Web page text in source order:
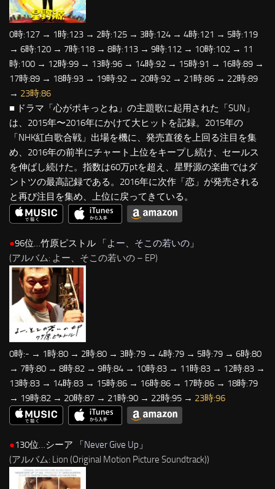
0時:127 → 1時:123 → 2時:125 → 3時:124 → 4時:121 → 5時:119
→ 6時:120 → 7時:118 → 8時:113 → 9時:112 → 10時:102 → 11
時:100 → 12時:99 → 13時:96 → 14時:92 → 15時:91 → 16時:89 →
17時:89 → 18時:93 → 19時:92 → 20時:92 → 21時:86 → 22時:89
→ 23時:86
■ ドラマ「心がポキっとね」の主題歌に起用された「SUN」
は、2015年〜2016年にかけて大ヒットを記録。2015年の
「NHK紅白歌合戦」出場を機に、発売直後を上回る注目を集
め、2016年の前半にチャート上位をキープし続け、セールス
を伸ばし続けた。指数は60万ptを超え、星野源の楽曲ではダ
ントツの最高記録である。2016年に次作「恋」が発売される
と再び注目を集め、上位に戻ってきている。
●96位…竹原ピストル 「よー、そこの若いの 」
(アルバム: よー、そこの若いの – EP)
0時:- → 1時:80 → 2時:80 → 3時:79 → 4時:79 → 5時:79 → 6時:80
→ 7時:80 → 8時:82 → 9時:84 → 10時:83 → 11時:83 → 12時:83 →
13時:83 → 14時:83 → 15時:86 → 16時:86 → 17時:86 → 18時:79
→ 19時:82 → 20時:87 → 21時:90 → 22時:95 → 23時:96
●130位…シーア 「Never Give Up 」
(アルバム: Lion (Original Motion Picture Soundtrack))